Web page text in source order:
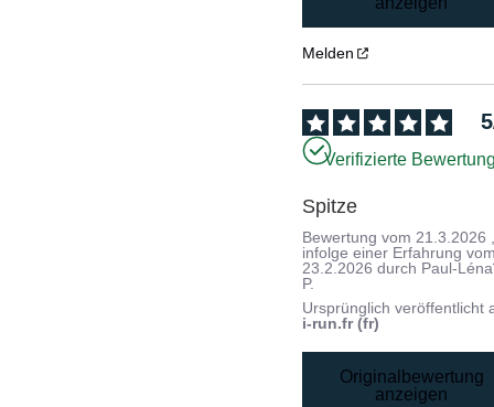
Melden
5
Verifizierte
Spitze
Bewertung vom21.3.2026
infolge einer Erfahrung
23.2.2026 durch Paul-
P.
Ursprünglich veröffentlicht
i-run.fr (fr)
Originalbewertung
anzeigen